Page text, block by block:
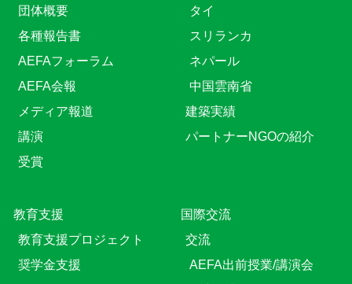
団体概要
各種報告書
AEFAフォーラム
AEFA会報
メディア報道
講演
受賞
タイ
スリランカ
ネパール
中国雲南省
建築実績
パートナーNGOの紹介
教育⽀援
教育⽀援プロジェクト
奨学金支援
国際交流
交流
AEFA出前授業/講演会